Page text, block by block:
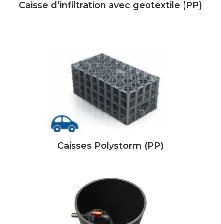
Caisse d’infiltration avec geotextile (PP)
Caisses Polystorm (PP)